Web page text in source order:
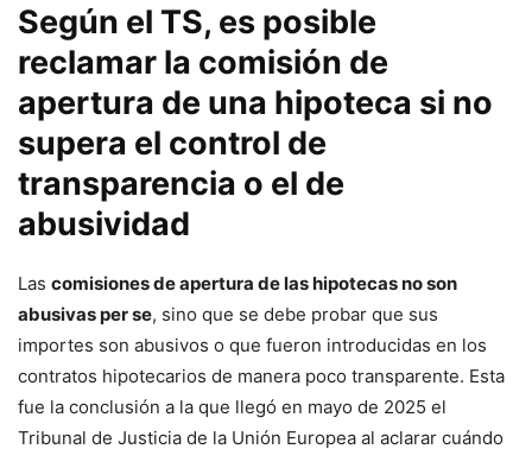
Según el TS, es posible
reclamar la comisión de
apertura de una hipoteca si no
supera el control de
transparencia o el de
abusividad
Las comisiones de apertura de las hipotecas no son
abusivas per se, sino que se debe probar que sus
importes son abusivos o que fueron introducidas en los
contratos hipotecarios de manera poco transparente. Esta
fue la conclusión a la que llegó en mayo de 2025 el
Tribunal de Justicia de la Unión Europea al aclarar cuándo